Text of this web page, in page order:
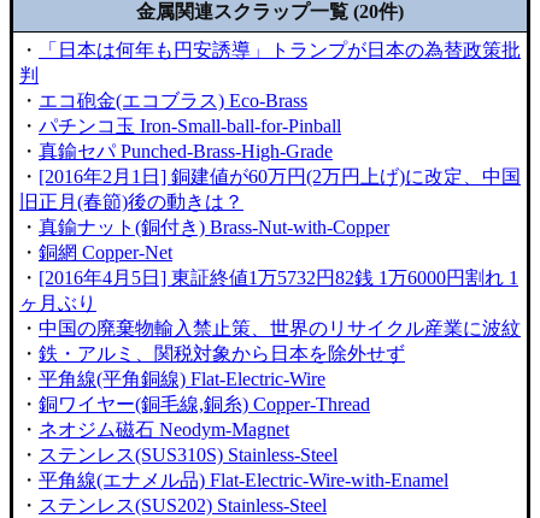
金属関連スクラップ一覧 (20件)
・
「日本は何年も円安誘導」トランプが日本の為替政策批
判
・ エコ砲金(エコブラス) Eco-Brass
・ パチンコ玉 Iron-Small-ball-for-Pinball
・ 真鍮セパ Punched-Brass-High-Grade
・ [2016年2月1日] 銅建値が60万円(2万円上げ)に改定、中国
旧正月(春節)後の動きは？
・ 真鍮ナット(銅付き) Brass-Nut-with-Copper
・ 銅網 Copper-Net
・ [2016年4月5日] 東証終値1万5732円82銭 1万6000円割れ 1
ヶ月ぶり
・ 中国の廃棄物輸入禁止策、世界のリサイクル産業に波紋
・ 鉄・アルミ、関税対象から日本を除外せず
・ 平角線(平角銅線) Flat-Electric-Wire
・ 銅ワイヤー(銅毛線,銅糸) Copper-Thread
・ ネオジム磁石 Neodym-Magnet
・ ステンレス(SUS310S) Stainless-Steel
・ 平角線(エナメル品) Flat-Electric-Wire-with-Enamel
・ ステンレス(SUS202) Stainless-Steel